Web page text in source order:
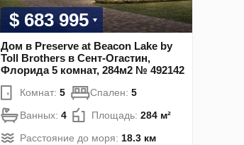
$ 683 995
Дом в Preserve at Beacon Lake by
Toll Brothers в Сент-Огастин,
Флорида 5 комнат, 284м2 № 492142
Комнат: 5 Спален: 5
Ванных: 4 Площадь: 284 м²
Расстояние до моря: 18.3 км